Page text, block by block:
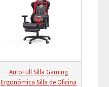
AutoFull Silla Gaming
Ergonómica Silla de Oficina